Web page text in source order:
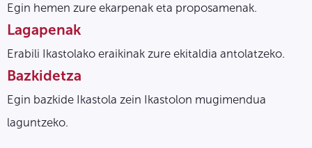
Egin hemen zure ekarpenak eta proposamenak.
Lagapenak
Erabili Ikastolako eraikinak zure ekitaldia antolatzeko.
Bazkidetza
Egin bazkide Ikastola zein Ikastolon mugimendua
laguntzeko.